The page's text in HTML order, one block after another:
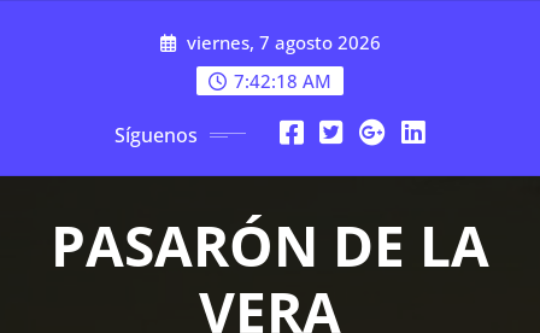
viernes, 7 agosto 2026
7:42:19 AM
Síguenos
PASARÓN DE LA
VERA